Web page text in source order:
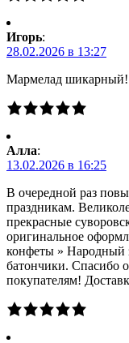
Игорь:
28.02.2026 в 13:27
Мармелад шикарный!
Алла:
13.02.2026 в 16:25
В очередной раз
праздникам.
прекрасные
оригинальное
конфеты » Народный
батончики. Спасибо
покупателям!